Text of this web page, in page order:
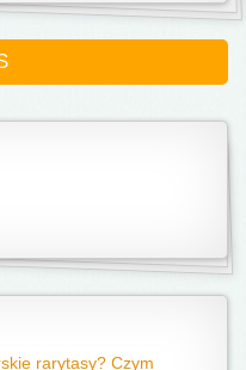
rarytasy? Czym